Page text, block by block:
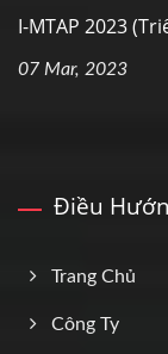
I-MTAP 2023
07 Mar, 2023
Điều
Trang Chủ
Công Ty